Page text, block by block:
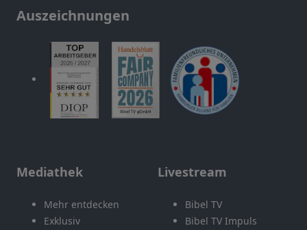
Auszeichnungen
Mediathek
Mehr entdecken
Exklusiv
Livestream
Bibel TV
Bibel TV Impuls